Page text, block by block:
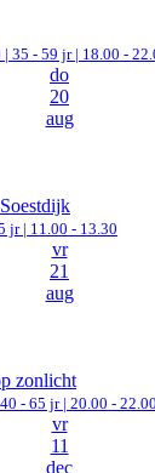
| 35 - 59 jr | 18.00 -
do
20
aug
jr | 11.00 - 13.30
vr
21
aug
zonlicht
- 65 jr | 20.00 - 22.00
vr
11
dec